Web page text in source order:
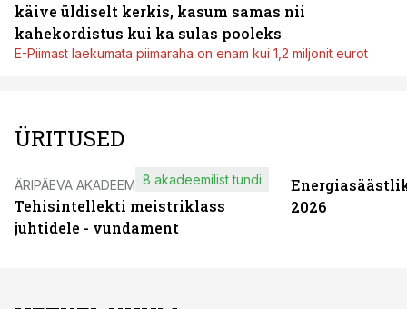
käive üldiselt kerkis, kasum samas nii
kahekordistus kui ka sulas pooleks
E-Piimast laekumata piimaraha on enam kui 1,2 miljonit eurot
ÜRITUSED
ÄRIPÄEVA AKADEEMIA
Tehisintellekti meistriklass
juhtidele - vundament
8 akadeemilist tundi
2026